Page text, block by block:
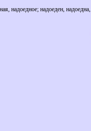
надоеден, надоедна,